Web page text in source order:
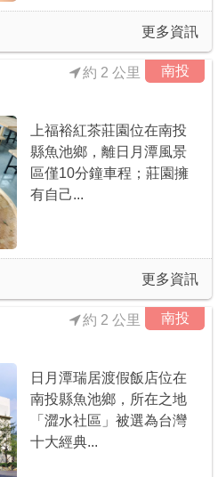
更多資訊
南投
約 2 公里
上福裕紅茶莊園位在南投
縣魚池鄉，離日月潭風景
區僅10分鐘車程；莊園擁
有自己...
更多資訊
南投
約 2 公里
日月潭瑞居渡假飯店位在
南投縣魚池鄉，所在之地
「澀水社區」被選為台灣
十大經典...